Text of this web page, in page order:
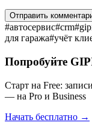
Отправить
#автосервис#crm#
для гаража#учёт
Попробуйте
Старт на Free:
— на Pro и Business
Начать бесплатно →